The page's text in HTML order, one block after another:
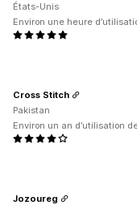
États-Unis
Environ une heure
Cross Stitch
Pakistan
Environ un an d’utilisation
Jozoureg